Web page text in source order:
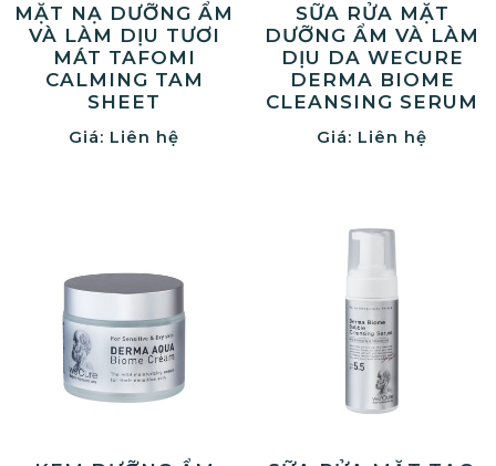
MẶT NẠ DƯỠNG ẨM
VÀ LÀM DỊU TƯƠI
MÁT TAFOMI
CALMING TAM
SHEET
Giá: Liên hệ
SỮA RỬA MẶT
DƯỠNG ẨM VÀ LÀM
DỊU DA WECURE
DERMA BIOME
CLEANSING SERUM
Giá: Liên hệ